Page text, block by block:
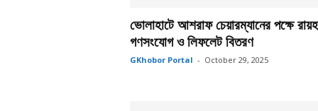
ভোলাহাটে আশরাফ চেয়ারম্যানের পক্ষে
গণসংযোগ ও লিফলেট বিতরণ
GKhobor Portal - October 29, 2025